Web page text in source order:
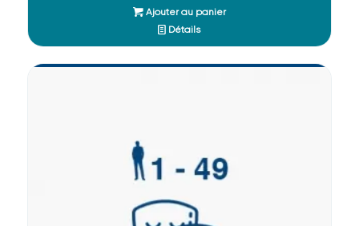
Ajouter au panier
Détails